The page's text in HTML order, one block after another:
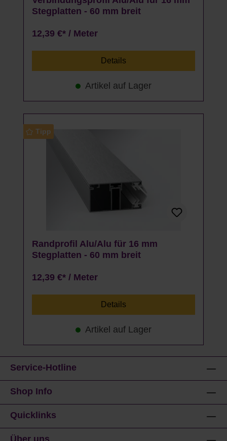
Stegplatten - 60 mm breit
12,39 €* / Meter
Details
Artikel auf Lager
Tipp
Randprofil Alu/Alu für 16 mm
Stegplatten - 60 mm breit
12,39 €* / Meter
Details
Artikel auf Lager
Service-Hotline
Shop Info
Quicklinks
Über uns